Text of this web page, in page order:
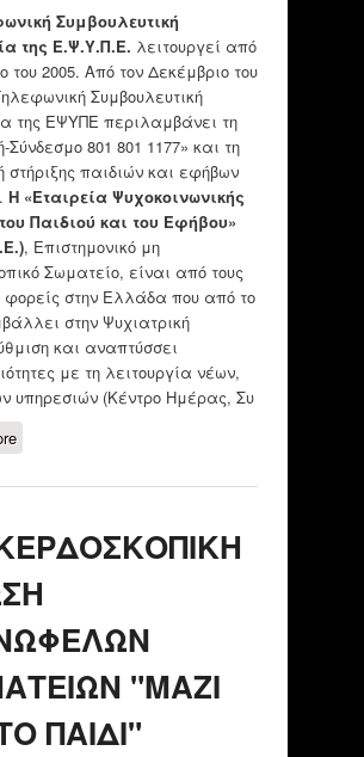
Συμβουλευτική
της Ε.Ψ.Υ.Π.Ε. λειτουργεί από
του 2005. Από τον Δεκέμβριο του
Συμβουλευτική
της ΕΨΥΠΕ περιλαμβάνει τη
801 801 1177» και τη
στήριξης παιδιών και εφήβων
Η «Εταιρεία Ψυχοκοινωνικής
Παιδιού και του Εφήβου»
, Επιστημονικό μη
Σωματείο, είναι από τους
φορείς στην Ελλάδα που από το
στην Ψυχιατρική
και αναπτύσσει
με τη λειτουργία νέων,
υπηρεσιών (Κέντρο Ημέρας, Συ
about ΕΤΑΙΡΕΙΑ
ΠΑΙΔΙΟΥ ΚΑΙ ΤΟΥ ΕΦΗΒΟΥ
"ΜΑΖΙ
ΠΑΙΔΙ"